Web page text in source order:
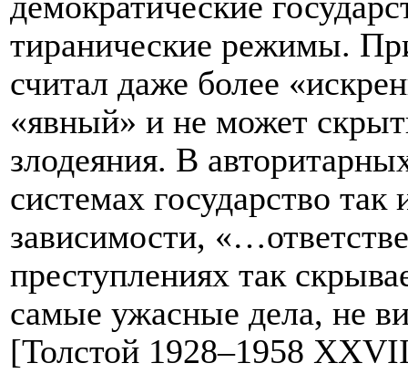
тиранические режимы.
считал даже более
«явный» и не может
злодеяния. В
системах государство
зависимости,
преступлениях так
самые ужасные дела, не
[Толстой 1928–1958